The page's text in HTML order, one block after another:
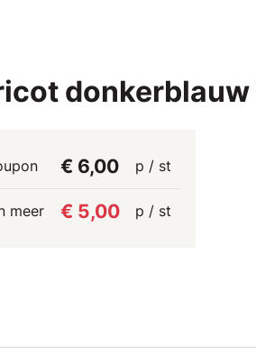
donkerblauw
€ 6,00 p / st
meer € 5,00 p / st